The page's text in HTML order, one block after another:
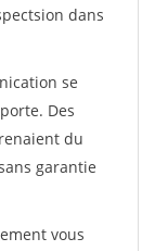
dans
se
Des
du
garantie
vous